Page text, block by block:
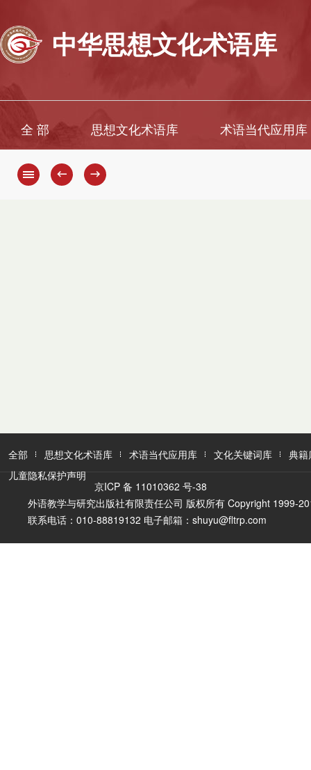
中华思想文化术语库
全 部 思想文化术语库 术语当代应用库
← →
全部 思想文化术语库 术语当代应用库 文化关键词库
典籍
儿童隐私保护声明
京ICP 备 11010362 号-38
外语教学与研究出版社有限责任公司 版权所有 Copyright 1999-
联系电话：010-88819132 电子邮箱：shuyu@fltrp.com